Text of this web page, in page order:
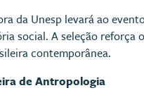
da Unesp levará ao
social. A seleção
contemporânea.
de Antropologia